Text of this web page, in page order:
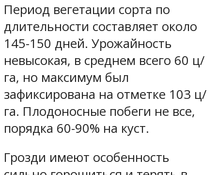
Период вегетации сорта по
длительности составляет около
145-150 дней. Урожайность
невысокая, в среднем всего 60 ц/
га, но максимум был
зафиксирована на отметке 103 ц/
га. Плодоносные побеги не все,
порядка 60-90% на куст.
Грозди имеют особенность